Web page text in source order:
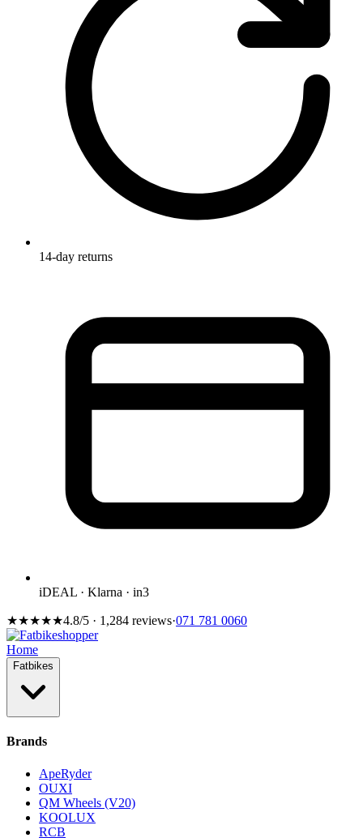
14-day returns
iDEAL · Klarna · in3
★★★★★4.8/5 · 1,284 reviews·071 781 0060
Home
Fatbikes
Brands
ApeRyder
OUXI
QM Wheels (V20)
KOOLUX
RCB